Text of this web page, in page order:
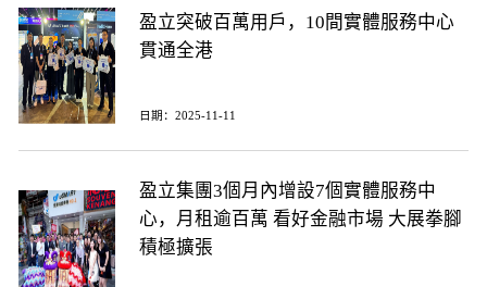
盈立突破百萬用戶，10間實體服務中心
貫通全港
日期：2025-11-11
盈立集團3個月內增設7個實體服務中
心，月租逾百萬 看好金融市場 大展拳腳
積極擴張